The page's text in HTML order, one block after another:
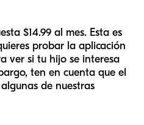
$14.99 al mes. Esta es
probar la aplicación
ver si tu hijo se interesa
ten en cuenta que el
de nuestras